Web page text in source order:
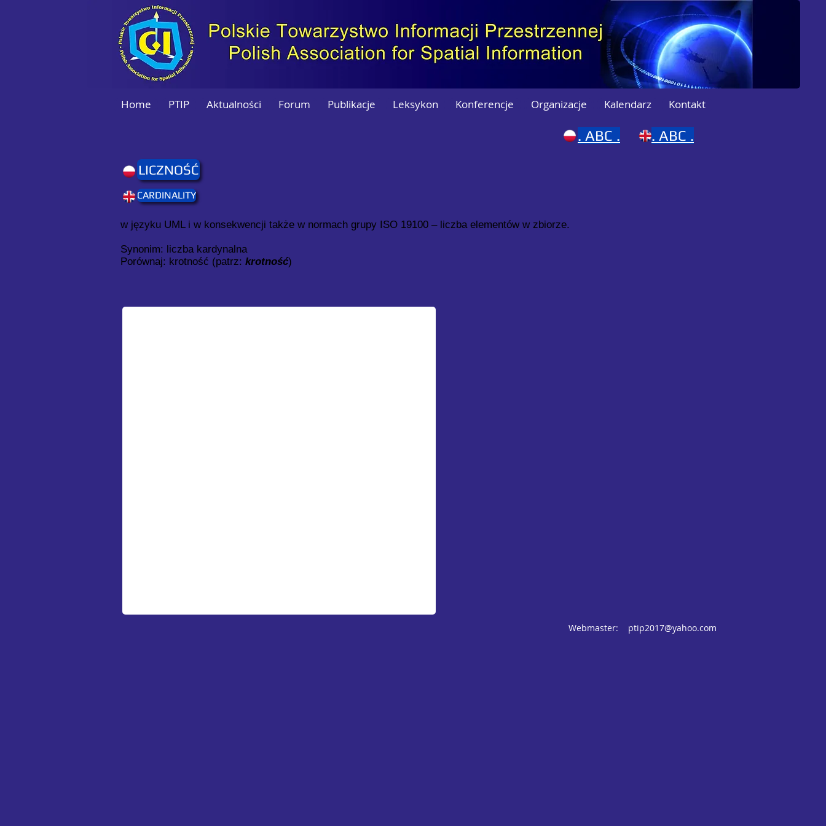
Home PTIP Aktualności Forum Publikacje Leksykon Konferencje Organizacje Kalendarz Kontakt
. ABC . . ABC .
LICZNOŚĆ
CARDINALITY
w języku UML i w konsekwencji także w normach grupy ISO 19100 – liczba elementów w zbiorze.
Synonim: liczba kardynalna
Porównaj: krotność (patrz: krotność)
Webmaster: ptip2017@yahoo.com